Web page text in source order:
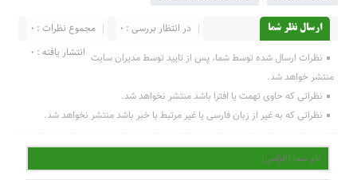
ارسال نظر شما مجموع نظرات : 0
در انتظار بررسی : 0
انتشار یافته : 0 نظرات ارسال شده توسط شما، پس از تایید توسط مدیران سایت
منتشر خواهد شد.
نظراتی که حاوی تهمت یا افترا باشد منتشر نخواهد شد.
نظراتی که به غیر از زبان فارسی یا غیر مرتبط با خبر باشد منتشر نخواهد شد.